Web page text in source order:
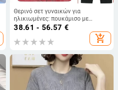
Θερινό σετ γυναικών για
ηλικιωμένες: πουκάμισο με
μανίκια ¾, κινέζικος στυλ
38.61 - 56.57 €
add_shopping_cart